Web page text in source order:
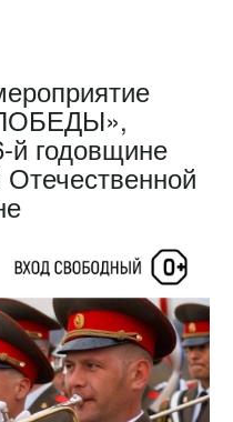
й годовщине